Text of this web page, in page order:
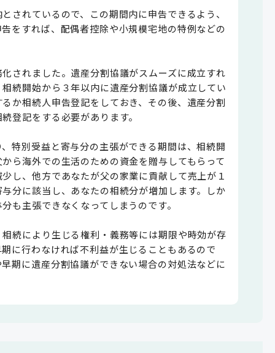
されているので、この期間内に申告できるよう、
をすれば、配偶者控除や小規模宅地の特例などの
されました。遺産分割協議がスムーズに成立すれ
続開始から３年以内に遺産分割協議が成立してい
か相続人申告登記をしておき、その後、遺産分割
登記をする必要があります。
特別受益と寄与分の主張ができる期間は、相続開
ら海外での生活のための資金を贈与してもらって
し、他方であなたが父の家業に貢献して売上が１
分に該当し、あなたの相続分が増加します。しか
も主張できなくなってしまうのです。
続により生じる権利・義務等には期限や時効が存
に行わなければ不利益が生じることもあるので
期に遺産分割協議ができない場合の対処法などに